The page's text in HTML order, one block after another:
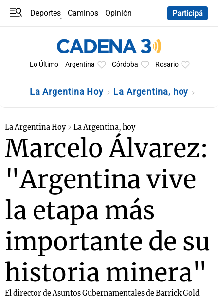
Deportes Caminos
Opinión
Participá
Lo Último Argentina Córdoba Rosario
La Argentina Hoy La Argentina, hoy
La Argentina Hoy La Argentina, hoy
Marcelo Álvarez:
"Argentina vive
la etapa más
importante de su
historia minera"
El director de Asuntos Gubernamentales de Barrick Gold